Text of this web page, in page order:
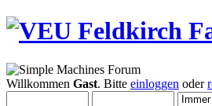
Willkommen Gast. Bitte einloggen oder